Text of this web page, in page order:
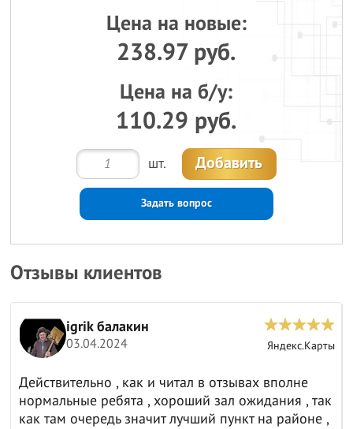
Цена на новые:
238.97 руб.
Цена на б/у:
110.29 руб.
шт. Добавить
Задать вопрос
Отзывы клиентов
igrik балакин
03.04.2024 Яндекс.Карты
Действительно , как и читал в отзывах вполне
нормальные ребята , хороший зал ожидания , так
как там очередь значит лучший пункт на районе ,